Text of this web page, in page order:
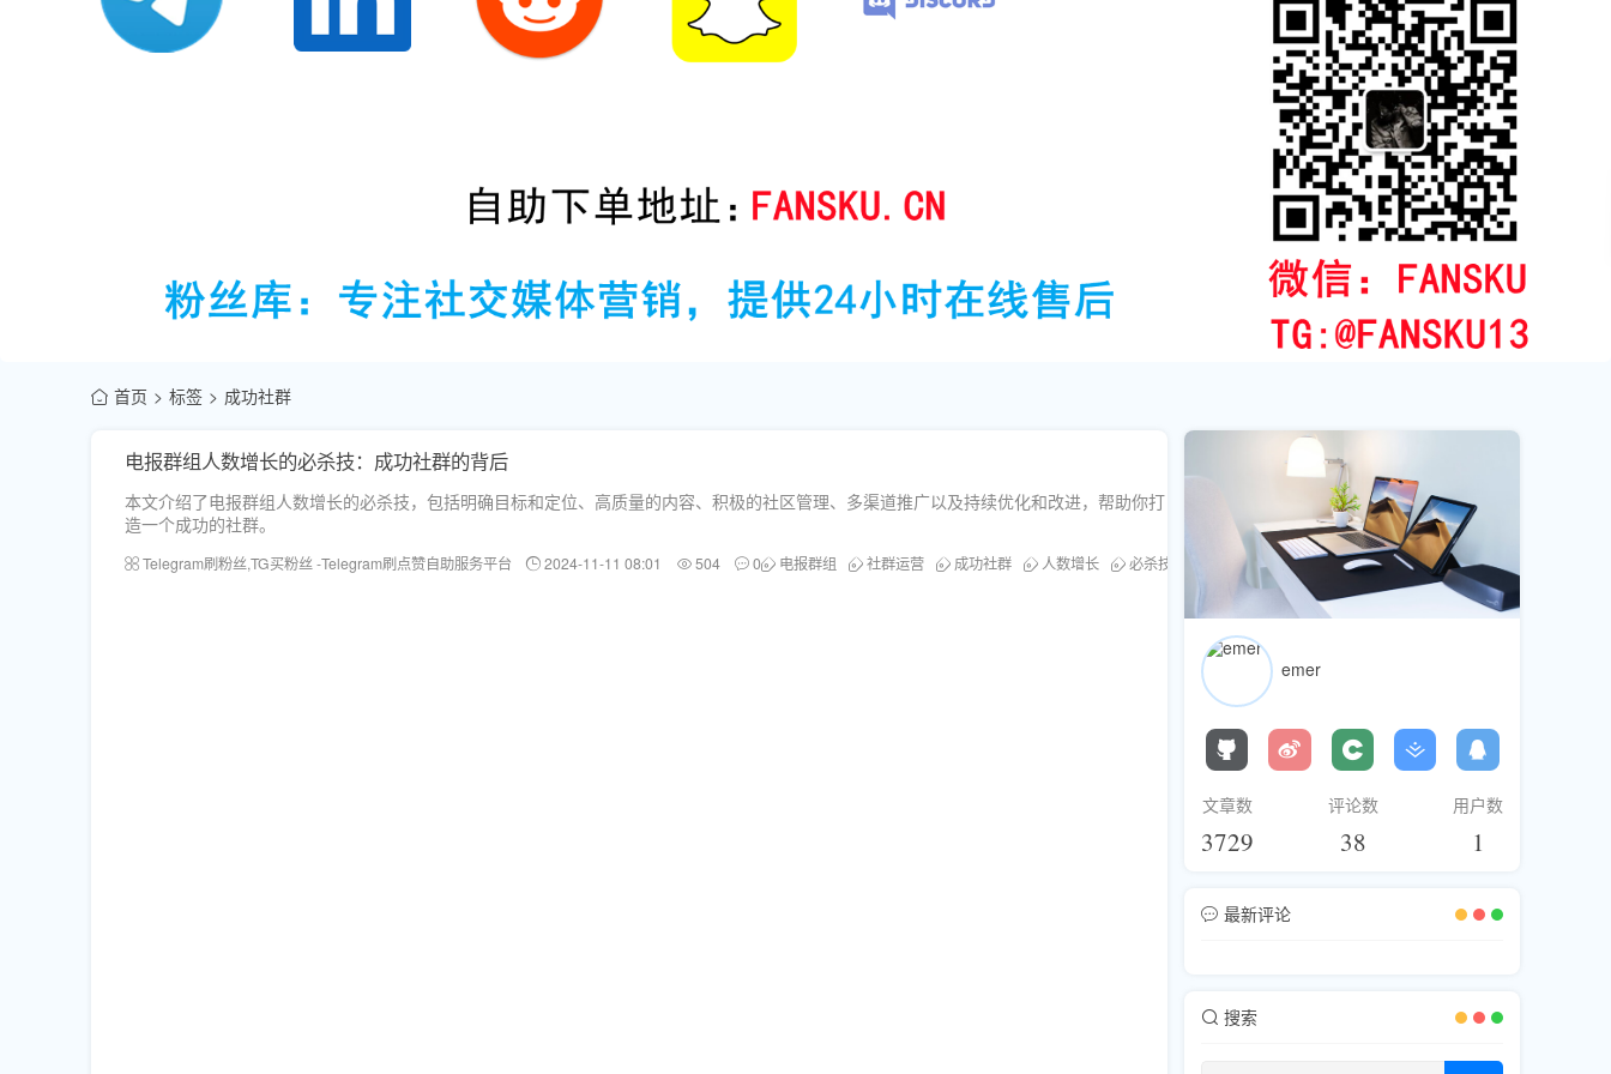
首页 标签 成功社群
电报群组人数增长的必杀技：成功社群的背后
本文介绍了电报群组人数增长的必杀技，包括明确目标和定位、高质量的内容、积极的社区管理、多渠道推广以及持续优化和改进，帮助你打
造一个成功的社群。
Telegram刷粉丝,TG买粉丝 -Telegram刷点赞自助服务平台 2024-11-11 08:01 504 0 电报群组 社群运营 成功社群 人数增长 必杀技
emer
文章数
3729
评论数
38
用户数
1
最新评论
搜索